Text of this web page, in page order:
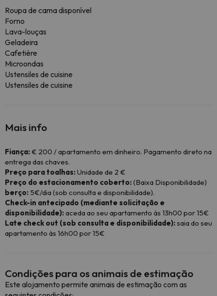
Roupa de cama disponível
Forno
Lava-louças
Geladeira
Cafetière
Microondas
Ustensiles de cuisine
Ustensiles de cuisine
Mais info
Fiança:€ 200 / apartamento em dinheiro. Pagamento direto na
entrega das chaves.
Preço para toalhas:Unidade de 2 €
Preço do estacionamento coberto:(Baixa Disponibilidade)
berço: 5€/dia (sob consulta e disponibilidade).
Check-in antecipado (mediante solicitação e
disponibilidade):aceda ao seu apartamento às 13h00 por 15€
Late check out (sob consulta e disponibilidade):saia do seu
apartamento às 16h00 por 15€
Condições para os animais de estimação
Este alojamento permite animais de estimação com as